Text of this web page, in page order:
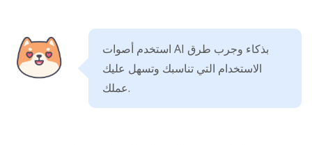
استخدم أصوات AI بذكاء وجرب طرق
الاستخدام التي تناسبك وتسهل عليك
عملك.